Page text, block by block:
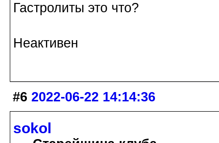
Гастролиты это что?
Неактивен
#6 2022-06-22 14:14:36
sokol